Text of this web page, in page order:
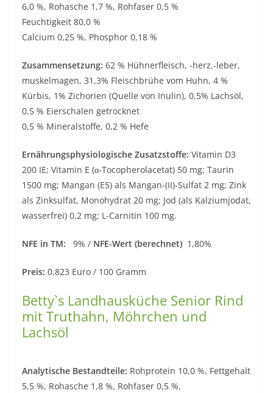
6,0 %, Rohasche 1,7 %, Rohfaser 0,5 %
Feuchtigkeit 80,0 %
Calcium 0,25 %, Phosphor 0,18 %
Zusammensetzung: 62 % Hühnerfleisch, -herz,-leber,
muskelmagen, 31,3% Fleischbrühe vom Huhn, 4 %
Kürbis, 1% Zichorien (Quelle von Inulin), 0,5% Lachsöl,
0,5 % Eierschalen getrocknet
0,5 % Mineralstoffe, 0,2 % Hefe
Ernährungsphysiologische Zusatzstoffe: Vitamin D3
200 IE; Vitamin E (α-Tocopherolacetat) 50 mg; Taurin
1500 mg; Mangan (E5) als Mangan-(II)-Sulfat 2 mg; Zink
als Zinksulfat, Monohydrat 20 mg; Jod (als Kalziumjodat,
wasserfrei) 0,2 mg; L-Carnitin 100 mg.
NFE in TM: 9% / NFE-Wert (berechnet) 1,80%
Preis: 0,823 Euro / 100 Gramm
Betty`s Landhausküche Senior Rind
mit Truthahn, Möhrchen und
Lachsöl
Analytische Bestandteile: Rohprotein 10,0 %, Fettgehalt
5,5 %, Rohasche 1,8 %, Rohfaser 0,5 %,